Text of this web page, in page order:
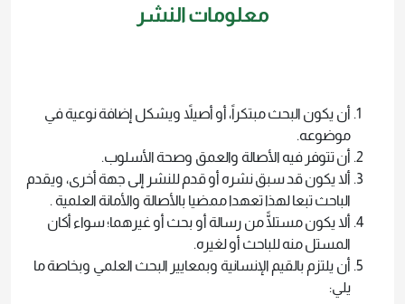
معلومات النشر
أن يكون البحث مبتكراً، أو أصيلاً ويشكل إضافة نوعية في
موضوعه.
أن تتوفر فيه الأصالة والعمق وصحة الأسلوب.
ألا يكون قد سبق نشره أو قدم للنشر إلى جهة أخرى، ويقدم
الباحث تبعا لهذا تعهدا ممضيا بالأصالة والأمانة العلمية .
ألا يكون مستلًّا من رسالة أو بحث أو غيرهما؛ سواء أكان
المستل منه للباحث أو لغيره.
أن يلتزم بالقيم الإنسانية وبمعايير البحث العلمي وبخاصة ما
يلي: